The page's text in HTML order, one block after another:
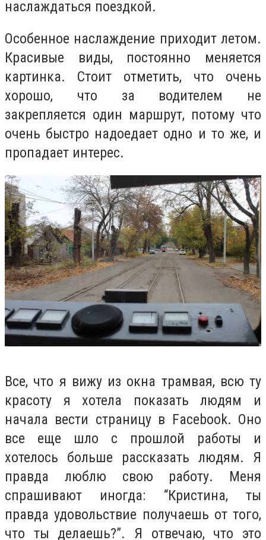
наслаждаться поездкой.
Особенное наслаждение приходит летом.
Красивые виды, постоянно меняется
картинка. Стоит отметить, что очень
хорошо, что за водителем не
закрепляется один маршрут, потому что
очень быстро надоедает одно и то же, и
пропадает интерес.
Все, что я вижу из окна трамвая, всю ту
красоту я хотела показать людям и
начала вести страницу в Facebook. Оно
все еще шло с прошлой работы и
хотелось больше рассказать людям. Я
правда люблю свою работу. Меня
спрашивают иногда: “Кристина, ты
правда удовольствие получаешь от того,
что ты делаешь?”. Я отвечаю, что это